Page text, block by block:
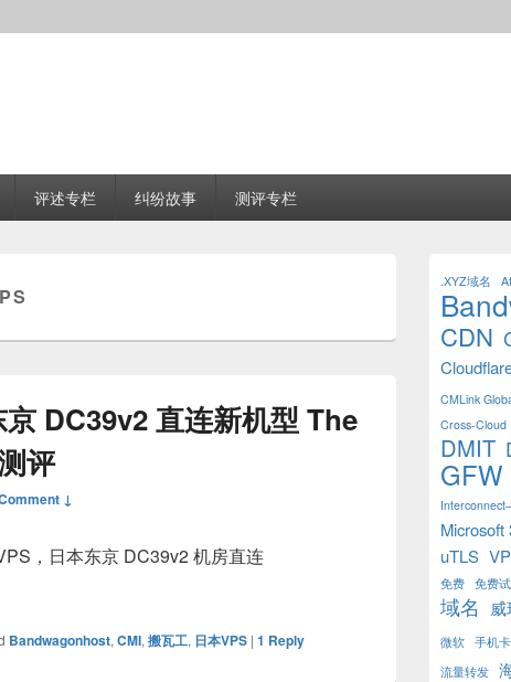
评述专栏 纠纷故事 测评专栏
DC39v2 直连新机型 The
评
↓
，日本东京 DC39v2 机房直连
日本东京 DC39v2 直连新机型 The Tokyo Plan VPS 测评
Bandwagonhost, CMI, 搬瓦工, 日本VPS | 1 Reply
Sidebar
Widget
Area
.XYZ域名
CDN
CMLink
Cross-Cloud
DMIT
GFW
Microsoft
uTLS
免费 免费
域名
微软 手机卡
流量转发